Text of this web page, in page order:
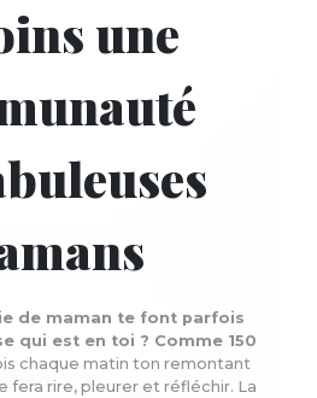
une
de maman te font parfois
qui est en toi ? Comme 150
chaque matin ton remontant
fera rire, pleurer et réfléchir. La